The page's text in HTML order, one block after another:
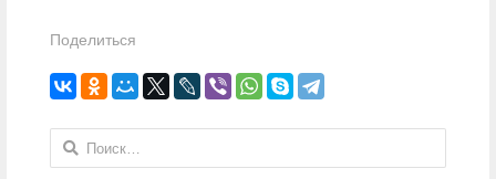
Поделиться
Найти: